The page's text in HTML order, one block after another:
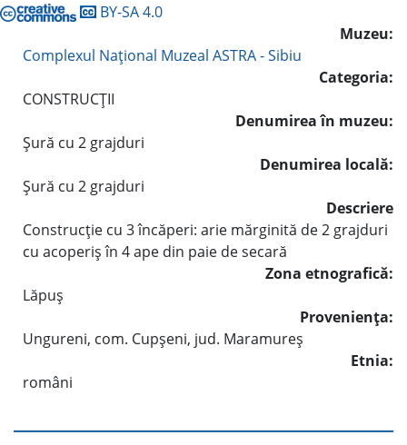
BY-SA 4.0
Muzeu:
Complexul Naţional Muzeal ASTRA - Sibiu
Categoria:
CONSTRUCŢII
Denumirea în muzeu:
Şură cu 2 grajduri
Denumirea locală:
Şură cu 2 grajduri
Descriere
Construcţie cu 3 încăperi: arie mărginită de 2 grajduri
cu acoperiş în 4 ape din paie de secară
Zona etnografică:
Lăpuş
Provenienţa:
Ungureni, com. Cupşeni, jud. Maramureş
Etnia:
români